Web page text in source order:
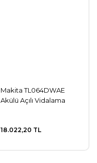
Makita TL064DWAE
Akülü Açılı Vidalama
18.022,20 TL